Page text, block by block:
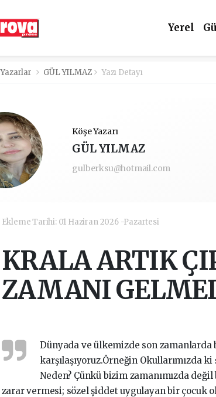
Yerel
Yazarlar GÜL YILMAZ Yazı Detayı
Köşe Yazarı
GÜL YILMAZ
gulberksu@hotmail.com
Ekleme Tarihi: 01 Haziran 2026 -Pazartesi
KRALA ARTIK
ZAMANI
Dünyada ve ülkemizde son
karşılaşıyoruz.Örneğin Okullarımızda
Neden? Çünkü bizim zamanımızda
zarar vermesi; sözel şiddet uygulayan bir çocuk